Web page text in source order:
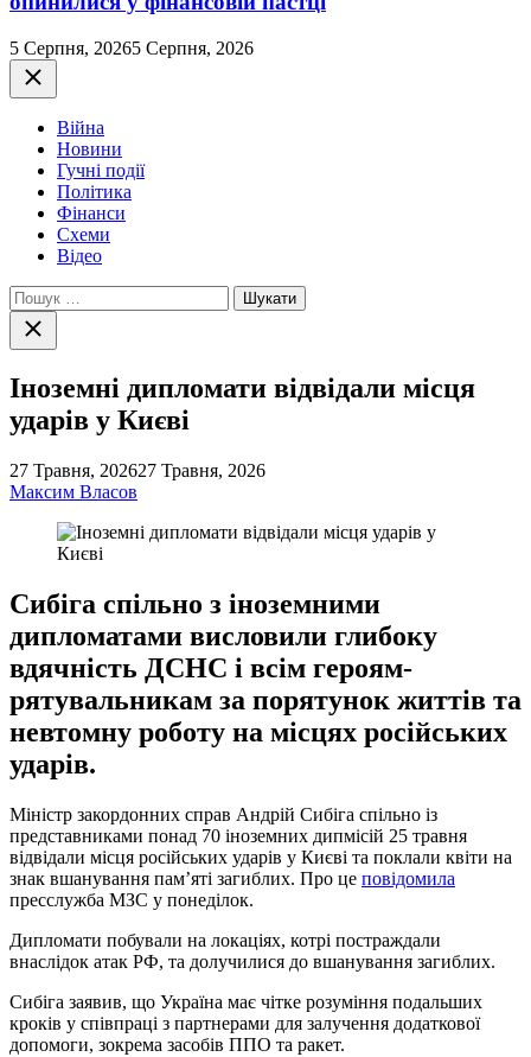
5 Серпня, 20265 Серпня, 2026
Закрити
Війна
Новини
Гучні події
Політика
Фінанси
Схеми
Відео
Пошук:
Закрити
пошук
Іноземні дипломати відвідали місця
ударів у Києві
27 Травня, 202627 Травня, 2026
Максим Власов
Сибіга спільно з іноземними
дипломатами висловили глибоку
вдячність ДСНС і всім героям-
рятувальникам за порятунок життів та
невтомну роботу на місцях російських
ударів.
Міністр закордонних справ Андрій Сибіга спільно із
представниками понад 70 іноземних дипмісій 25 травня
відвідали місця російських ударів у Києві та поклали квіти на
знак вшанування памʼяті загиблих. Про це повідомила
пресслужба МЗС у понеділок.
Дипломати побували на локаціях, котрі постраждали
внаслідок атак РФ, та долучилися до вшанування загиблих.
Сибіга заявив, що Україна має чітке розуміння подальших
кроків у співпраці з партнерами для залучення додаткової
допомоги, зокрема засобів ППО та ракет.